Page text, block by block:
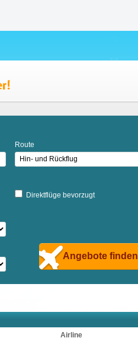
Route
Direktflüge bevorzugt
Angebote finden
Airline